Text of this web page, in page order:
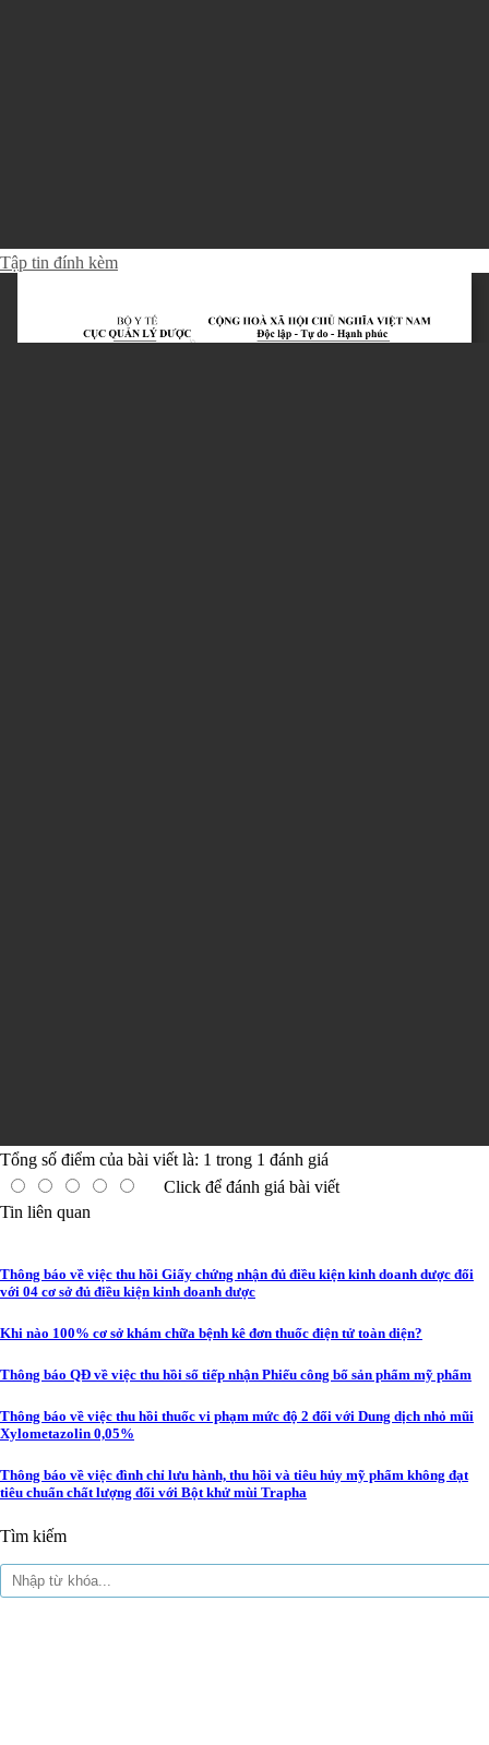
Tập tin đính kèm
Tổng số điểm của bài viết là: 1 trong 1 đánh giá
Click để đánh giá bài viết
Tin liên quan
Thông báo về việc thu hồi Giấy chứng nhận đủ điều kiện kinh doanh dược đối
với 04 cơ sở đủ điều kiện kinh doanh dược
Khi nào 100% cơ sở khám chữa bệnh kê đơn thuốc điện tử toàn diện?
Thông báo QĐ về việc thu hồi số tiếp nhận Phiếu công bố sản phẩm mỹ phẩm
Thông báo về việc thu hồi thuốc vi phạm mức độ 2 đối với Dung dịch nhỏ mũi
Xylometazolin 0,05%
Thông báo về việc đình chỉ lưu hành, thu hồi và tiêu hủy mỹ phẩm không đạt
tiêu chuẩn chất lượng đối với Bột khử mùi Trapha
Tìm kiếm